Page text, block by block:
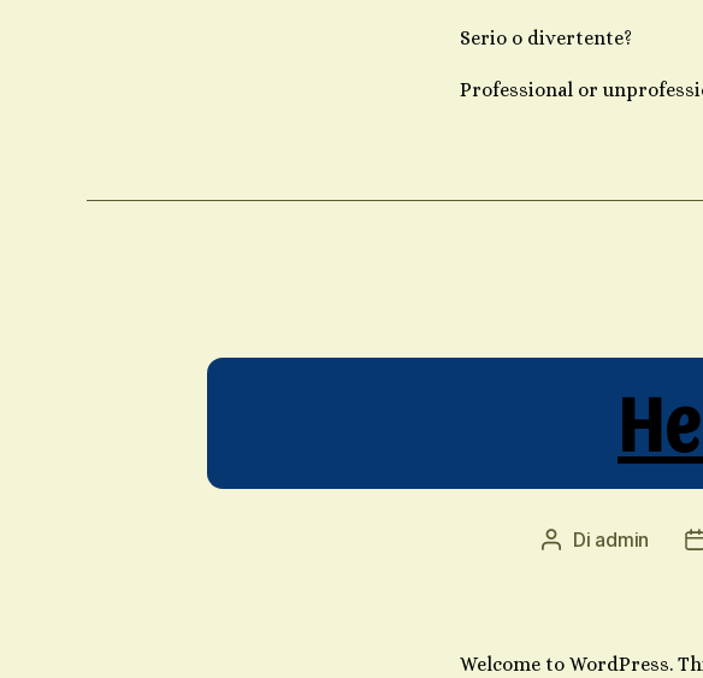
Serio o divertente?
Professional or
Autore
Di admin
Welcome to WordPress.